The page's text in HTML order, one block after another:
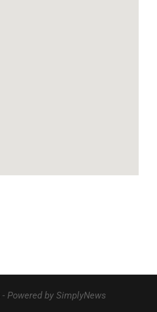
- Powered by SimplyNews